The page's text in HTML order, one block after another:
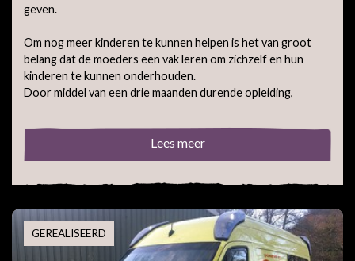
geven.
Om nog meer kinderen te kunnen helpen is het van groot
belang dat de moeders een vak leren om zichzelf en hun
kinderen te kunnen onderhouden.
Door middel van een drie maanden durende opleiding,
Lees meer
GEREALISEERD